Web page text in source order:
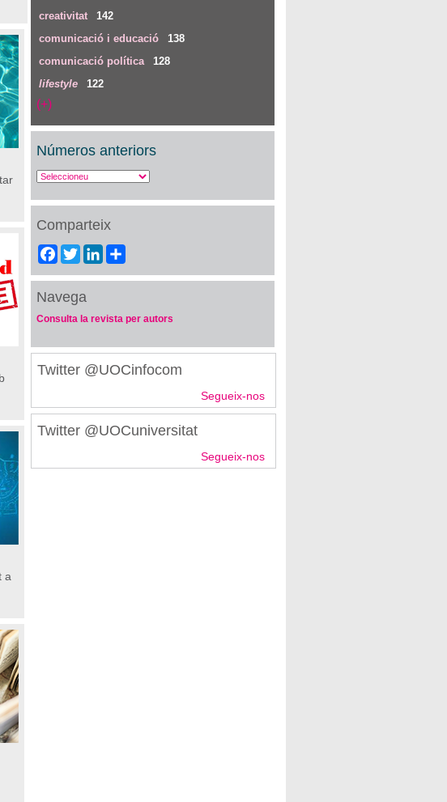
a
creativitat
142
comunicació i educació
138
comunicació política
128
lifestyle
122
(+)
Números anteriors
Comparteix
Facebook
TwitterLinkedIn
Navega
Consulta la revista per autors
Twitter @UOCinfocom
Segueix-nos
Twitter @UOCuniversitat
Segueix-nos